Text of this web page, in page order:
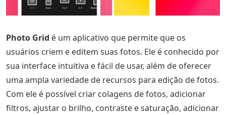
Photo Grid é um aplicativo que permite que os
usuários criem e editem suas fotos. Ele é conhecido por
sua interface intuitiva e fácil de usar, além de oferecer
uma ampla variedade de recursos para edição de fotos.
Com ele é possível criar colagens de fotos, adicionar
filtros, ajustar o brilho, contraste e saturação, adicionar